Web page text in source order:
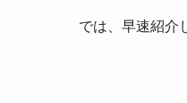
では、早速紹介